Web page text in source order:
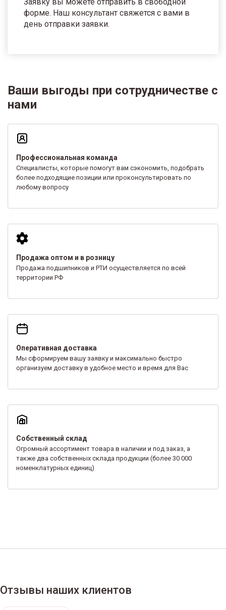
форме. Наш консультант свяжется с вами в
день отправки заявки.
Ваши выгоды при сотрудничестве с
нами
Профессиональная команда
Специалисты, которые помогут вам сэкономить, подобрать
более подходящие позиции или проконсультировать по
любому вопросу
Продажа оптом и в розницу
Продажа подшипников и РТИ осуществляется по всей
территории РФ
Оперативная доставка
Мы сформируем вашу заявку и максимально быстро
организуем доставку в удобное место и время для Вас
Собственный склад
Огромный ассортимент товара в наличии и под заказ, а
также два собственных склада продукции (более 30 000
номенклатурных единиц)
Отзывы наших клиентов